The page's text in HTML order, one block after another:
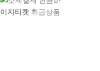
이지티켓 취급상품